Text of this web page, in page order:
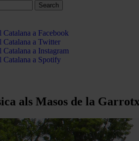
a Facebook
Catalana a Twitter
a Instagram
Catalana a Spotify
als Masos de la